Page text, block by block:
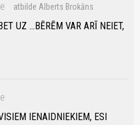
atbilde Alberts Brokāns
UZ ...BĒRĒM VAR ARĪ NEIET,
IENAIDNIEKIEM, ESI